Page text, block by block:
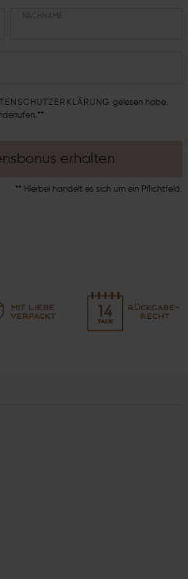
gelesen habe.
erhalten
** Hierbei handelt es sich um ein Pflichtfeld.